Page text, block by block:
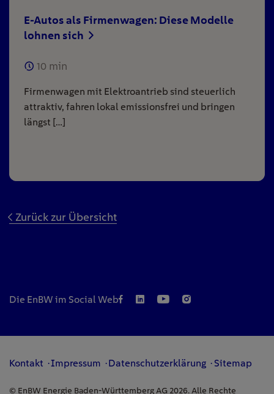
E-Autos als Firmenwagen: Diese Modelle
lohnen sich
10 min
Firmenwagen mit Elektroantrieb sind steuerlich
attraktiv, fahren lokal emissionsfrei und bringen
längst […]
Zurück zur Übersicht
Die EnBW im Social Web
Kontakt Impressum Datenschutzerklärung Sitemap
© EnBW Energie Baden-Württemberg AG 2026. Alle Rechte